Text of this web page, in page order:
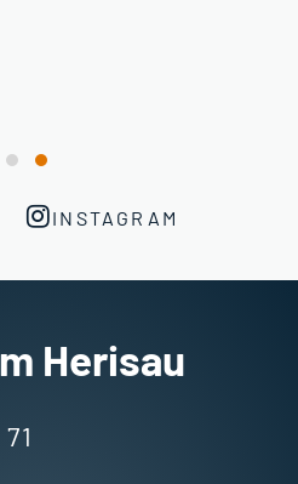
INSTAGRAM
Herisau